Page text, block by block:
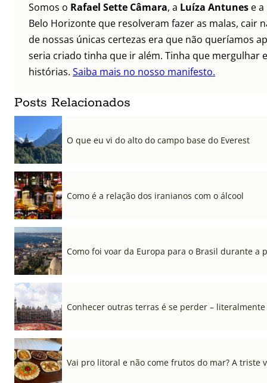
Somos o Rafael Sette Câmara, a Luíza Antunes e a
Belo Horizonte que resolveram fazer as malas, cair
de nossas únicas certezas era que não queríamos
seria criado tinha que ir além. Tinha que mergulhar
histórias. Saiba mais no nosso manifesto.
Posts Relacionados
O que eu vi do alto do campo base do Everest
Como é a relação dos iranianos com o álcool
Como foi voar da Europa para o Brasil durante a
Conhecer outras terras é se perder – literalmente
Vai pro litoral e não come frutos do mar? A triste